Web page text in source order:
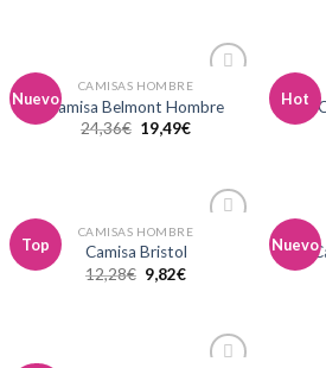
Nuevo
a la
CAMISAS HOMBRE
Camisa Belmont Hombre
24,36€ 19,49€
Hot
Top
CAMISAS HOMBRE
Camisa Bristol
12,28€ 9,82€
Nuevo